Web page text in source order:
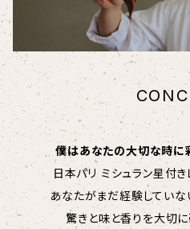
僕はあなたの大切な時に
日本パリ ミシュラン星付
あなたがまだ経験してい
驚きと味と香りを大切